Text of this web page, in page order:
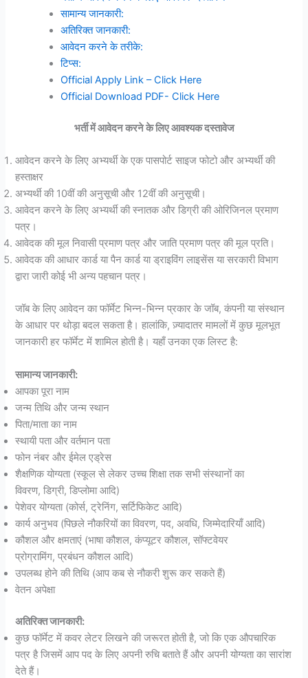
सामान्य जानकारी:
अतिरिक्त जानकारी:
आवेदन करने के तरीके:
टिप्स:
Official Apply Link – Click Here
Official Download PDF- Click Here
भर्ती में आवेदन करने के लिए आवश्यक दस्तावेज
आवेदन करने के लिए अभ्यर्थी के एक पासपोर्ट साइज फोटो और अभ्यर्थी की
हस्ताक्षर
अभ्यर्थी की 10वीं की अनुसूची और 12वीं की अनुसूची।
आवेदन करने के लिए अभ्यर्थी की स्नातक और डिग्री की ओरिजिनल प्रमाण
पत्र।
आवेदक की मूल निवासी प्रमाण पत्र और जाति प्रमाण पत्र की मूल प्रति।
आवेदक की आधार कार्ड या पैन कार्ड या ड्राइविंग लाइसेंस या सरकारी विभाग
द्वारा जारी कोई भी अन्य पहचान पत्र।
जॉब के लिए आवेदन का फॉर्मेट भिन्न-भिन्न प्रकार के जॉब, कंपनी या संस्थान
के आधार पर थोड़ा बदल सकता है। हालांकि, ज़्यादातर मामलों में कुछ मूलभूत
जानकारी हर फॉर्मेट में शामिल होती है। यहाँ उनका एक लिस्ट है:
सामान्य जानकारी:
आपका पूरा नाम
जन्म तिथि और जन्म स्थान
पिता/माता का नाम
स्थायी पता और वर्तमान पता
फोन नंबर और ईमेल एड्रेस
शैक्षणिक योग्यता (स्कूल से लेकर उच्च शिक्षा तक सभी संस्थानों का
विवरण, डिग्री, डिप्लोमा आदि)
पेशेवर योग्यता (कोर्स, ट्रेनिंग, सर्टिफिकेट आदि)
कार्य अनुभव (पिछले नौकरियों का विवरण, पद, अवधि, जिम्मेदारियाँ आदि)
कौशल और क्षमताएं (भाषा कौशल, कंप्यूटर कौशल, सॉफ्टवेयर
प्रोग्रामिंग, प्रबंधन कौशल आदि)
उपलब्ध होने की तिथि (आप कब से नौकरी शुरू कर सकते हैं)
वेतन अपेक्षा
अतिरिक्त जानकारी:
कुछ फॉर्मेट में कवर लेटर लिखने की जरूरत होती है, जो कि एक औपचारिक
पत्र है जिसमें आप पद के लिए अपनी रुचि बताते हैं और अपनी योग्यता का सारांश
देते हैं।